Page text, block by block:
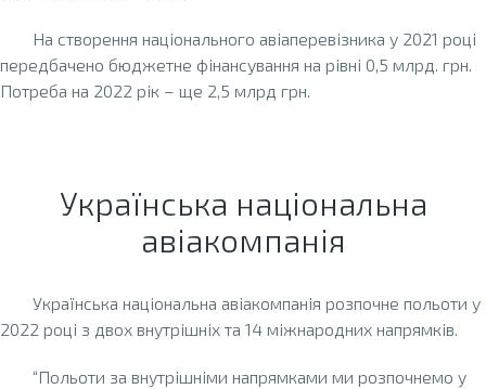
На створення національного авіаперевізника у 2021 році
передбачено бюджетне фінансування на рівні 0,5 млрд. грн.
Потреба на 2022 рік – ще 2,5 млрд грн.
Українська національна
авіакомпанія
Українська національна авіакомпанія розпочне польоти у
2022 році з двох внутрішніх та 14 міжнародних напрямків.
“Польоти за внутрішніми напрямками ми розпочнемо у